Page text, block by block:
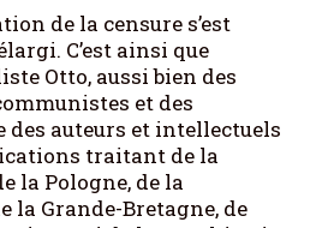
de la censure s’est
C’est ainsi que
Otto, aussi bien des
et des
des auteurs et intellectuels
traitant de la
la Pologne, de la
la Grande-Bretagne, de